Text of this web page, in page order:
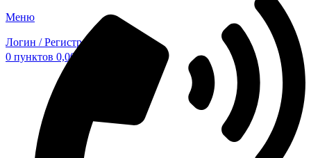
Меню
Логин / Регистрация
0 пунктов 0,00